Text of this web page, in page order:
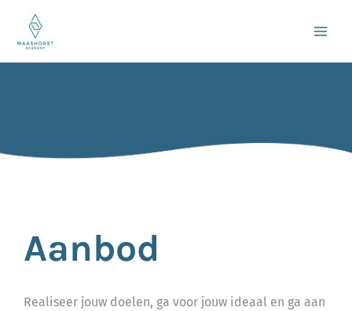
inhoud
Aanbod
Realiseer jouw doelen, ga voor jouw ideaal en ga aan